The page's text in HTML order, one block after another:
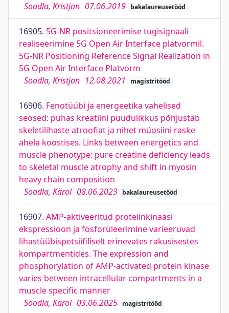
Soodla, Kristjan 07.06.2019 bakalaureusetööd
16905. 5G-NR positsioneerimise tugisignaali
realiseerimine 5G Open Air Interface platvormil.
5G-NR Positioning Reference Signal Realization in
5G Open Air Interface Platvorm
Soodla, Kristjan 12.08.2021 magistritööd
16906. Fenotüübi ja energeetika vahelised
seosed: puhas kreatiini puudulikkus põhjustab
skeletilihaste atroofiat ja nihet müosiini raske
ahela koostises. Links between energetics and
muscle phenotype: pure creatine deficiency leads
to skeletal muscle atrophy and shift in myosin
heavy chain composition
Soodla, Kärol 08.06.2023 bakalaureusetööd
16907. AMP-aktiveeritud proteiinkinaasi
ekspressioon ja fosforüleerimine varieeruvad
lihastüübispetsiifiliselt erinevates rakusisestes
kompartmentides. The expression and
phosphorylation of AMP-activated protein kinase
varies between intracellular compartments in a
muscle specific manner
Soodla, Kärol 03.06.2025 magistritööd